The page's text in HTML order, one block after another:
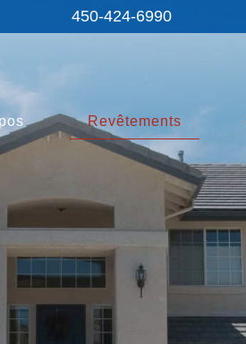
450-424‑6990
Revêtements